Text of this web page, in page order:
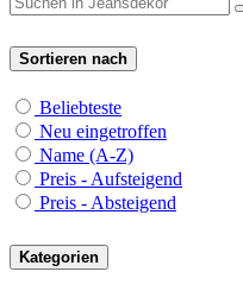
Sortieren nach
Beliebteste
Neu eingetroffen
Name (A-Z)
Preis - Aufsteigend
Preis - Absteigend
Kategorien